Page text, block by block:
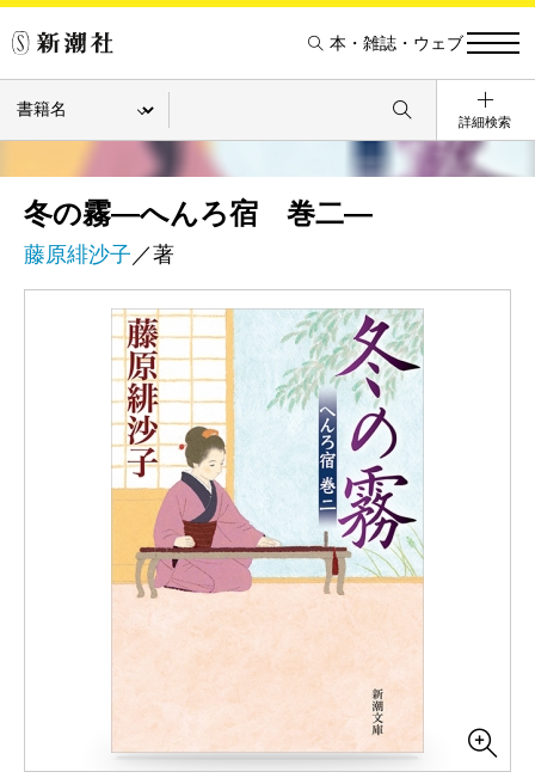
本・雑誌・ウェブ
詳細検索
冬の霧―へんろ宿 巻二―
藤原緋沙子 ／著